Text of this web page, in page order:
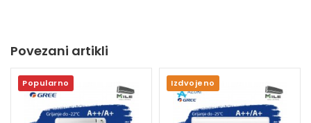
Povezani artikli
Popularno Izdvojeno